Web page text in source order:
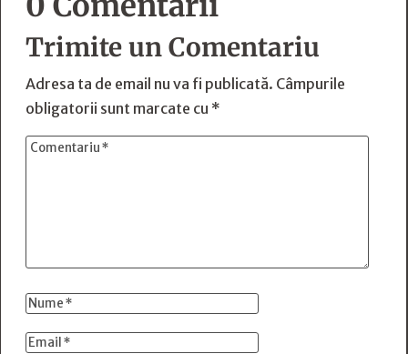
Trimite un Comentariu
Adresa ta de email nu va fi publicată. Câmpurile
obligatorii sunt marcate cu *